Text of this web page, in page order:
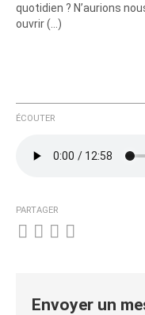
quotidien ? N’aurions
ouvrir (…)
ÉCOUTER
PARTAGER
Envoyer un